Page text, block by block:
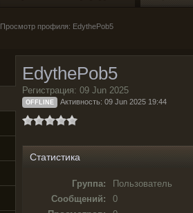
Просмотр профиля: EdythePob5
EdythePob5
Регистрация: 09 Jun 2025
OFFLINE Активность: 09 Jun 2025 19:44
Статистика
Группа:
Пользователь
Сообщений:
0